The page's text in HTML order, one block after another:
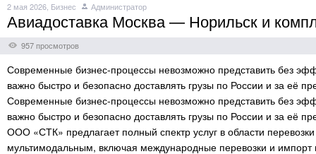
2 мая 2026, Бизнес Администратор
Авиадоставка Москва — Норильск и
957 просмотров
Современные бизнес-процессы невозможно представить без
важно быстро и безопасно доставлять грузы по России и за её
Современные бизнес-процессы невозможно представить без
важно быстро и безопасно доставлять грузы по России и за её
ООО «СТК» предлагает полный спектр услуг в области
мультимодальным, включая международные перевозки и импорт